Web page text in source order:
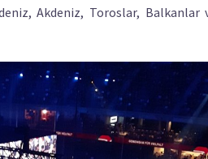
Akdeniz, Toroslar, Balkanlar